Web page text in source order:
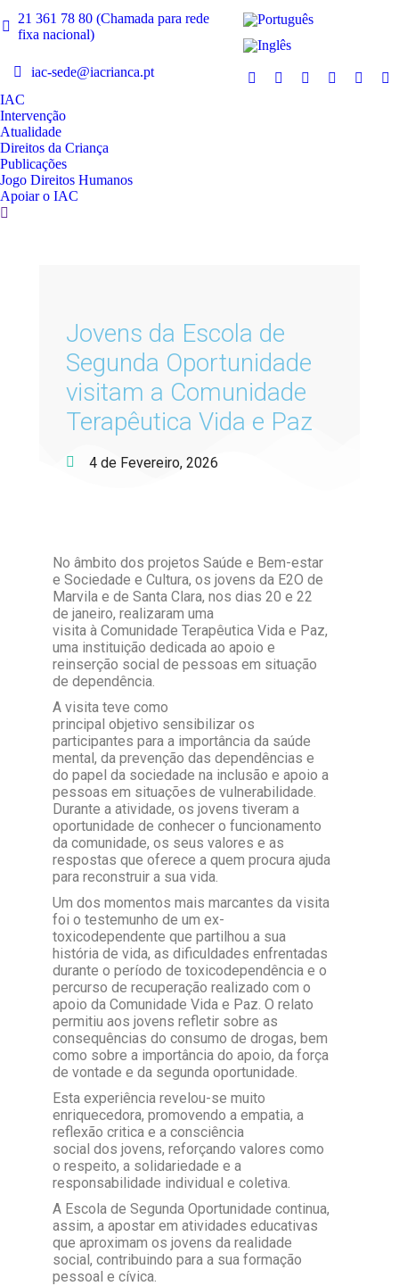
21 361 78 80 (Chamada para rede
fixa nacional)
iac-sede@iacrianca.pt
IAC
Intervenção
Atualidade
Direitos da Criança
Publicações
Jogo Direitos Humanos
Apoiar o IAC
Jovens da Escola de
Segunda Oportunidade
visitam a Comunidade
Terapêutica Vida e Paz
4 de Fevereiro, 2026
No âmbito dos projetos Saúde e Bem-estar
e Sociedade e Cultura, os jovens da E2O de
Marvila e de Santa Clara, nos dias 20 e 22
de janeiro, realizaram uma
visita à Comunidade Terapêutica Vida e Paz,
uma instituição dedicada ao apoio e
reinserção social de pessoas em situação
de dependência.
A visita teve como
principal objetivo sensibilizar os
participantes para a importância da saúde
mental, da prevenção das dependências e
do papel da sociedade na inclusão e apoio a
pessoas em situações de vulnerabilidade.
Durante a atividade, os jovens tiveram a
oportunidade de conhecer o funcionamento
da comunidade, os seus valores e as
respostas que oferece a quem procura ajuda
para reconstruir a sua vida.
Um dos momentos mais marcantes da visita
foi o testemunho de um ex-
toxicodependente que partilhou a sua
história de vida, as dificuldades enfrentadas
durante o período de toxicodependência e o
percurso de recuperação realizado com o
apoio da Comunidade Vida e Paz. O relato
permitiu aos jovens refletir sobre as
consequências do consumo de drogas, bem
como sobre a importância do apoio, da força
de vontade e da segunda oportunidade.
Esta experiência revelou-se muito
enriquecedora, promovendo a empatia, a
reflexão critica e a consciência
social dos jovens, reforçando valores como
o respeito, a solidariedade e a
responsabilidade individual e coletiva.
A Escola de Segunda Oportunidade continua,
assim, a apostar em atividades educativas
que aproximam os jovens da realidade
social, contribuindo para a sua formação
pessoal e cívica.